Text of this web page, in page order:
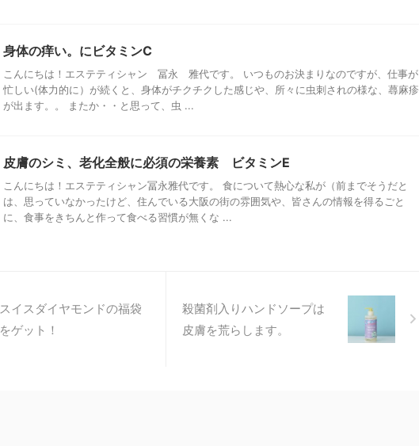
身体の痒い。にビタミンC
こんにちは！エステティシャン 冨永 雅代です。 いつものお決まりなのですが、仕事が
忙しい(体力的に）が続くと、身体がチクチクした感じや、所々に虫刺されの様な、蕁麻疹
が出ます。。 またか・・と思って、虫 ...
皮膚のシミ、老化全般に必須の栄養素 ビタミンE
こんにちは！エステティシャン冨永雅代です。 食について熱心な私が（前までそうだと
は、思っていなかったけど、住んでいる大阪の街の雰囲気や、皆さんの情報を得るごと
に、食事をきちんと作って食べる習慣が無くな ...
スイスダイヤモンドの福袋
をゲット！
殺菌剤入りハンドソープは
皮膚を荒らします。